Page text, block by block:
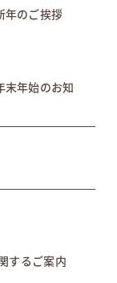
年のご挨拶
年始のお知
するご案内